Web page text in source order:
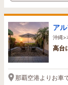
ア
沖縄>
高台
那覇空港よりお車